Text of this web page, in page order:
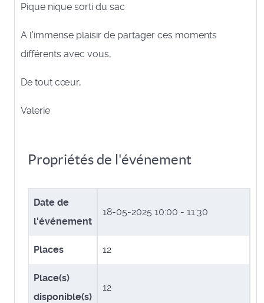
Pique nique sorti du sac
A l’immense plaisir de partager ces moments
différents avec vous,
De tout cœur,
Valerie
Propriétés de l'événement
Date de
l'événement
18-05-2025 10:00 - 11:30
Places 12
Place(s)
disponible(s)
12